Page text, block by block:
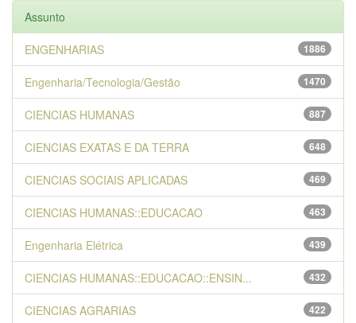
Assunto
1886
ENGENHARIAS
1470
Engenharia/Tecnologia/Gestão
887
CIENCIAS HUMANAS
648
CIENCIAS EXATAS E DA TERRA
469
CIENCIAS SOCIAIS APLICADAS
463
CIENCIAS HUMANAS::EDUCACAO
439
Engenharia Elétrica
432
CIENCIAS HUMANAS::EDUCACAO::ENSIN...
422
CIENCIAS AGRARIAS